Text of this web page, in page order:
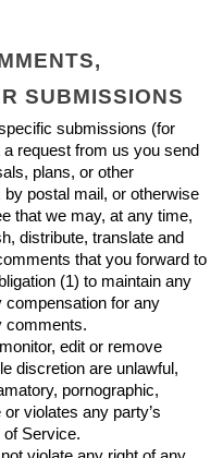
SUBMISSIONS
submissions (for
request from us you send
plans, or other
postal mail, or otherwise
that we may, at any time,
distribute, translate and
that you forward to
(1) to maintain any
compensation for any
comments.
edit or remove
discretion are unlawful,
pornographic,
violates any party’s
of Service.